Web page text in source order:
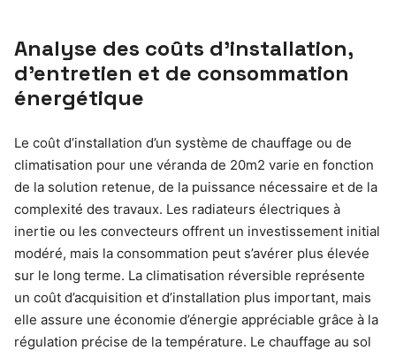
Analyse des coûts d’installation,
d’entretien et de consommation
énergétique
Le coût d’installation d’un système de chauffage ou de
climatisation pour une véranda de 20m2 varie en fonction
de la solution retenue, de la puissance nécessaire et de la
complexité des travaux. Les radiateurs électriques à
inertie ou les convecteurs offrent un investissement initial
modéré, mais la consommation peut s’avérer plus élevée
sur le long terme. La climatisation réversible représente
un coût d’acquisition et d’installation plus important, mais
elle assure une économie d’énergie appréciable grâce à la
régulation précise de la température. Le chauffage au sol